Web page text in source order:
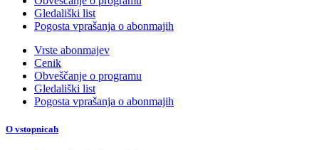
Gledališki list
Pogosta vprašanja o abonmajih
Vrste abonmajev
Cenik
Obveščanje o programu
Gledališki list
Pogosta vprašanja o abonmajih
O vstopnicah